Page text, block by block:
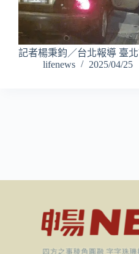
記者楊秉鈞／台北報導 臺
lifenews
2025/04/25